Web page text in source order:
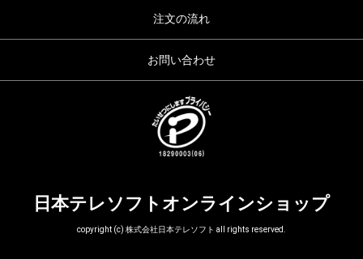
注文の流れ
お問い合わせ
日本テレソフトオンラインショップ
copyright (c) 株式会社日本テレソフト all rights reserved.